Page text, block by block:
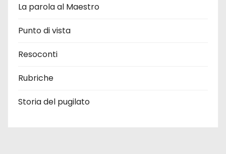
La parola al Maestro
Punto di vista
Resoconti
Rubriche
Storia del pugilato